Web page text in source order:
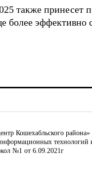
также принесет
эффективно
Кошехабльского района»
№1 от 6.09.2021г